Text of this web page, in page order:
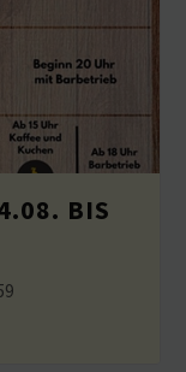
BIS